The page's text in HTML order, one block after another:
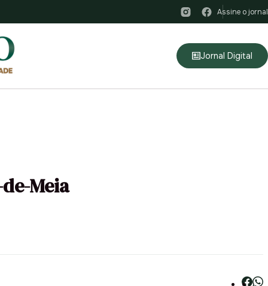
Assine o jornal
Jornal Digital
Meia